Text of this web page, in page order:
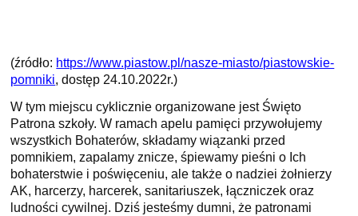
(źródło: https://www.piastow.pl/nasze-miasto/piastowskie-
pomniki, dostęp 24.10.2022r.)
W tym miejscu cyklicznie organizowane jest Święto
Patrona szkoły. W ramach apelu pamięci przywołujemy
wszystkich Bohaterów, składamy wiązanki przed
pomnikiem, zapalamy znicze, śpiewamy pieśni o Ich
bohaterstwie i poświęceniu, ale także o nadziei żołnierzy
AK, harcerzy, harcerek, sanitariuszek, łączniczek oraz
ludności cywilnej. Dziś jesteśmy dumni, że patronami